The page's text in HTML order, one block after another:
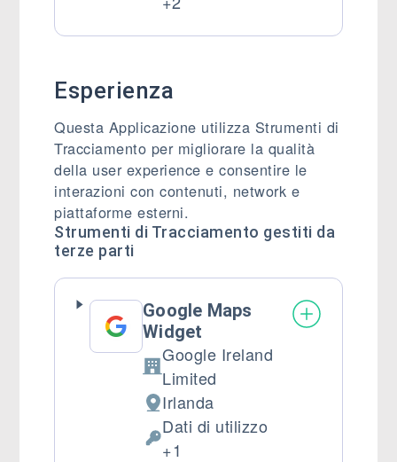
Esperienza
Questa Applicazione utilizza Strumenti di
Tracciamento per migliorare la qualità
della user experience e consentire le
interazioni con contenuti, network e
piattaforme esterni.
Strumenti di Tracciamento gestiti da
terze parti
Google Maps
Widget
Azienda:
Google Ireland
Limited
Luogo del trattamento:
Irlanda
Dati Personali trattati:
Dati di utilizzo
+1